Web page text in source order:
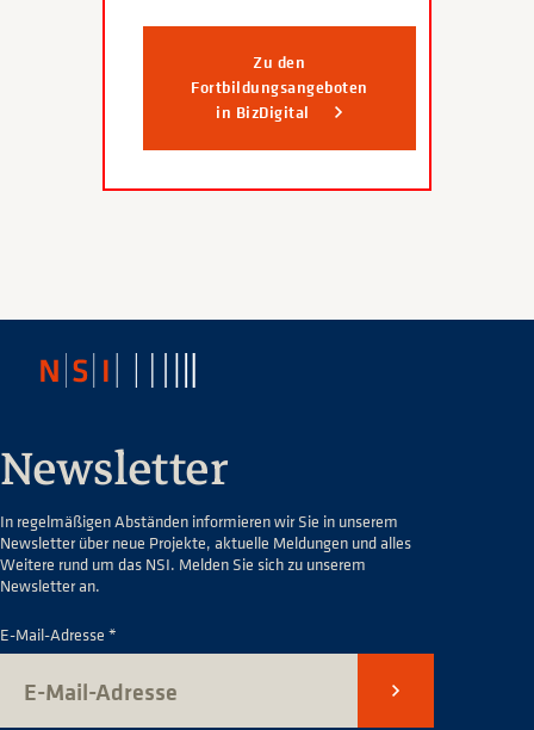
Zu den
Fortbildungsangeboten
in BizDigital
Newsletter
In regelmäßigen Abständen informieren wir Sie in unserem
Newsletter über neue Projekte, aktuelle Meldungen und alles
Weitere rund um das NSI. Melden Sie sich zu unserem
Newsletter an.
E-Mail-Adresse *
Senden